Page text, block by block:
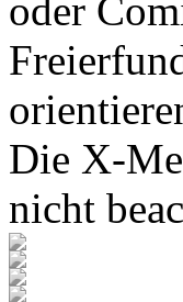
oder
Die X-
nicht